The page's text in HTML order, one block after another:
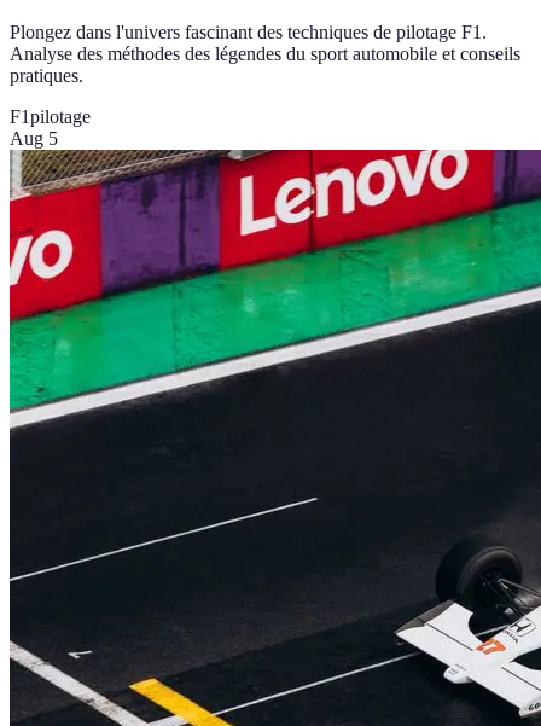
Plongez dans l'univers fascinant des techniques de pilotage F1.
Analyse des méthodes des légendes du sport automobile et conseils
pratiques.
F1pilotage
Aug 5